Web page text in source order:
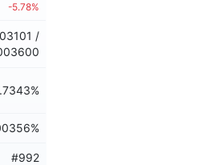
-5.78%
/
#992